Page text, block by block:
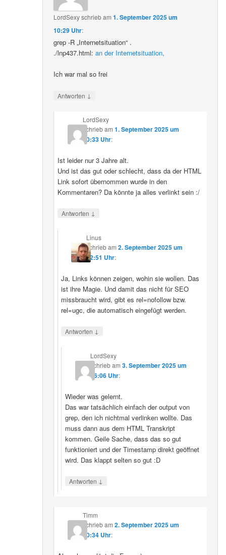
LordSexyschriebam1. September 2025 um
10:29 Uhr:
grep -R „Internetsituation“ .
./lnp437.html:an der Internetsituation,
Ich war mal so frei
Antworten ↓
LordSexy
schriebam 1. September 2025 um
10:33 Uhr:
Ist leider nur 3 Jahre alt.
Und ist das gut oder schlecht, dass da der HTML
Link sofort übernommen wurde in den
Kommentaren? Da könnte ja alles verlinkt sein :/
Antworten ↓
Linus
schriebam2. September 2025 um
12:51 Uhr:
Ja, Links können zeigen, wohin sie wollen. Das
ist ihre Magie. Und damit das nicht für SEO
missbraucht wird, gibt es rel=nofollow bzw.
rel=ugc, die automatisch eingefügt werden.
Antworten ↓
LordSexy
schriebam 3. September 2025 um
16:06 Uhr:
Wieder was gelernt.
Das war tatsächlich einfach der output von
grep, den ich nichtmal verlinken wollte. Das
muss dann aus dem HTML Transkript
kommen. Geile Sache, dass das so gut
funktioniert und der Timestamp direkt geöffnet
wird. Das klappt selten so gut :D
Antworten ↓
Timm
schriebam 2. September 2025 um
10:34 Uhr: